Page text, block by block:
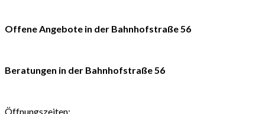
Offene Angebote in der Bahnhofstraße 56
Beratungen in der Bahnhofstraße 56
Öffnungszeiten: